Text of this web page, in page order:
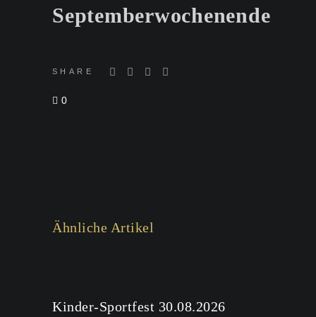
Septemberwochenende
SHARE
0
Ähnliche Artikel
Kinder-Sportfest 30.08.2026